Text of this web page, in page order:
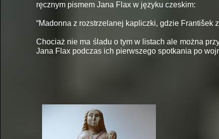
ręcznym pismem Jana Flax w języku czeskim:
“Madonna z rozstrzelanej kapliczki, gdzie František
Chociaż nie ma śladu o tym w listach ale można
Jana Flax podczas ich pierwszego spotkania po